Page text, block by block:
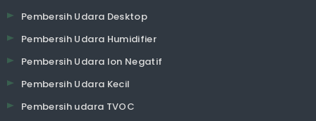
Pembersih Udara Desktop
Pembersih Udara Humidifier
Pembersih Udara Ion Negatif
Pembersih Udara Kecil
Pembersih udara TVOC